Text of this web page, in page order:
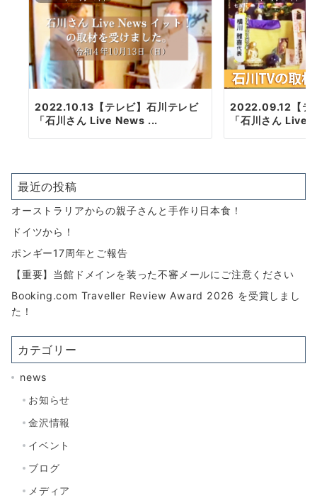
2022.10.13【テレビ】石川テレビ
「石川さん Live News ...
2022.09.12【テ
「石川さん Live
最近の投稿
オーストラリアからの親子さんと手作り日本食！
ドイツから！
ポンギー17周年とご報告
【重要】当館ドメインを装った不審メールにご注意ください
Booking.com Traveller Review Award 2026 を受賞しまし
た！
カテゴリー
news
お知らせ
金沢情報
イベント
ブログ
メディア